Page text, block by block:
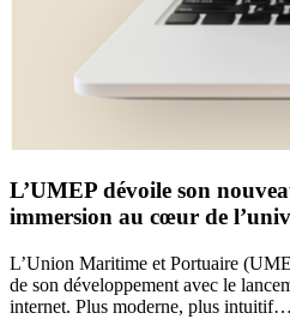
L’UMEP dévoile son
immersion au cœur de
L’Union Maritime et Portuaire
de son développement avec le
internet. Plus moderne, plus intuitif…